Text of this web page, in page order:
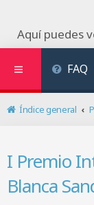
Aquí puedes
FAQ
Índice general
I Premio
Blanca